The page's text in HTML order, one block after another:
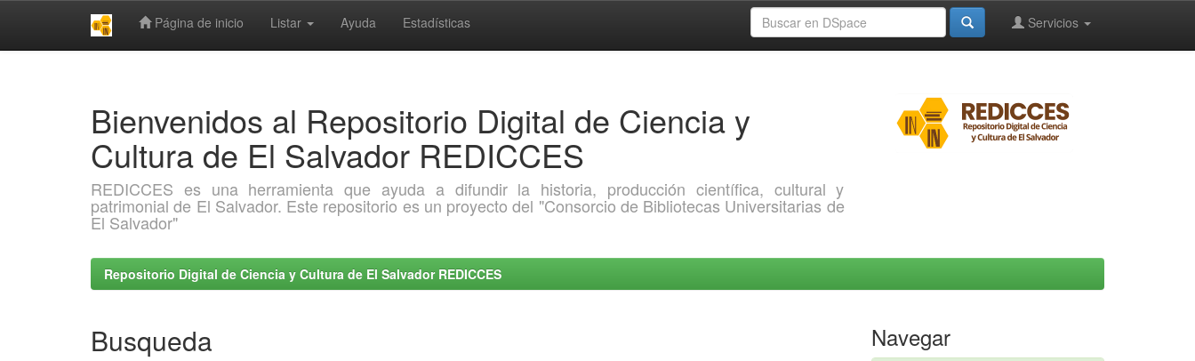
Página de inicio Listar Ayuda Estadísticas Servicios
Bienvenidos al Repositorio Digital de Ciencia y
Cultura de El Salvador REDICCES
REDICCES es una herramienta que ayuda a difundir la historia, producción científica, cultural y
patrimonial de El Salvador. Este repositorio es un proyecto del "Consorcio de Bibliotecas Universitarias de
El Salvador"
Repositorio Digital de Ciencia y Cultura de El Salvador REDICCES
Busqueda Navegar